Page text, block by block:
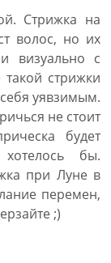
Стрижка на
волос, но их
визуально с
стрижки
уявзимым.
не стоит
будет
бы.
при Луне в
перемен,
;)